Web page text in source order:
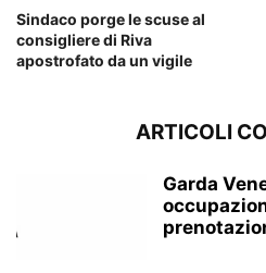
Sindaco porge le scuse al
consigliere di Riva
apostrofato da un vigile
ARTICOLI
Garda